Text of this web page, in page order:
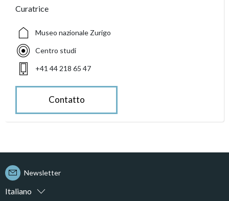
Curatrice
Museo nazionale Zurigo
Centro studi
+41 44 218 65 47
Contatto
Italiano
Newsletter